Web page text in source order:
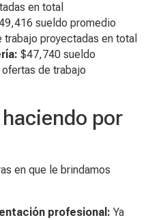
en total
sueldo promedio
proyectadas en total
$47,740 sueldo
de trabajo
por
en que le brindamos
profesional: Ya